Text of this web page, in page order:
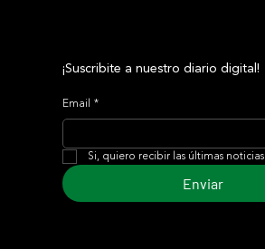
¡Suscribite a nuestro diario digital!
Email *
Si, quiero recibir las últimas noticias
Enviar